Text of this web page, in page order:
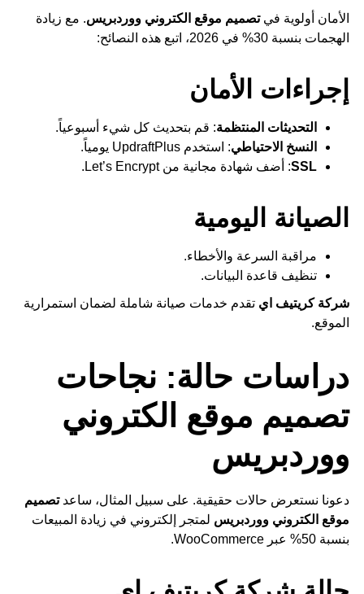
الأمان أولوية فيتصميم موقع الكتروني ووردبريس. مع زيادة
الهجمات بنسبة 30% في 2026، اتبع هذه النصائح:
إجراءات الأمان
التحديثات المنتظمة: قم بتحديث كل شيء أسبوعياً.
النسخ الاحتياطي: استخدم UpdraftPlus يومياً.
SSL: أضف شهادة مجانية من Let’s Encrypt.
الصيانة اليومية
مراقبة السرعة والأخطاء.
تنظيف قاعدة البيانات.
شركة كريتيف اي تقدم خدمات صيانة شاملة لضمان استمرارية
الموقع.
دراسات حالة: نجاحات
تصميم موقع الكتروني
ووردبريس
دعونا نستعرض حالات حقيقية. على سبيل المثال، ساعدتصميم
موقع الكتروني ووردبريس لمتجر إلكتروني في زيادة المبيعات
بنسبة 50% عبر WooCommerce.